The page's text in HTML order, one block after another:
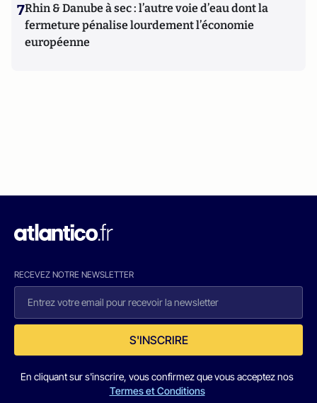
7Rhin & Danube à sec : l’autre voie d’eau dont la
fermeture pénalise lourdement l’économie
européenne
RECEVEZ NOTRE NEWSLETTER
S'INSCRIRE
En cliquant sur s'inscrire, vous confirmez que vous acceptez nos
Termes et Conditions